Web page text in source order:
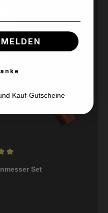
Set
Kauf-Gutscheine